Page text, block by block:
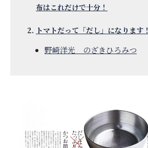
布はこれだけで十分！
トマトだって「だし」になります！
野崎洋光 のざきひろみつ